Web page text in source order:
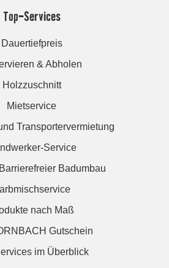
Top-Services
Dauertiefpreis
& Abholen
Holzzuschnitt
Mietservice
Transportervermietung
Service
Badumbau
nach Maß
Gutschein
im Überblick